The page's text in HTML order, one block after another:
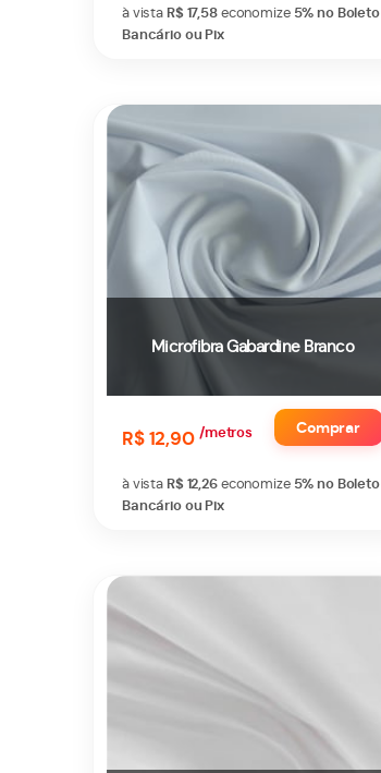
à vista R$ 17,58economize 5%no Boleto
Bancário ou Pix
Microfibra Gabardine Branco
R$ 12,90 /metros Comprar
à vista R$ 12,26economize 5%no Boleto
Bancário ou Pix